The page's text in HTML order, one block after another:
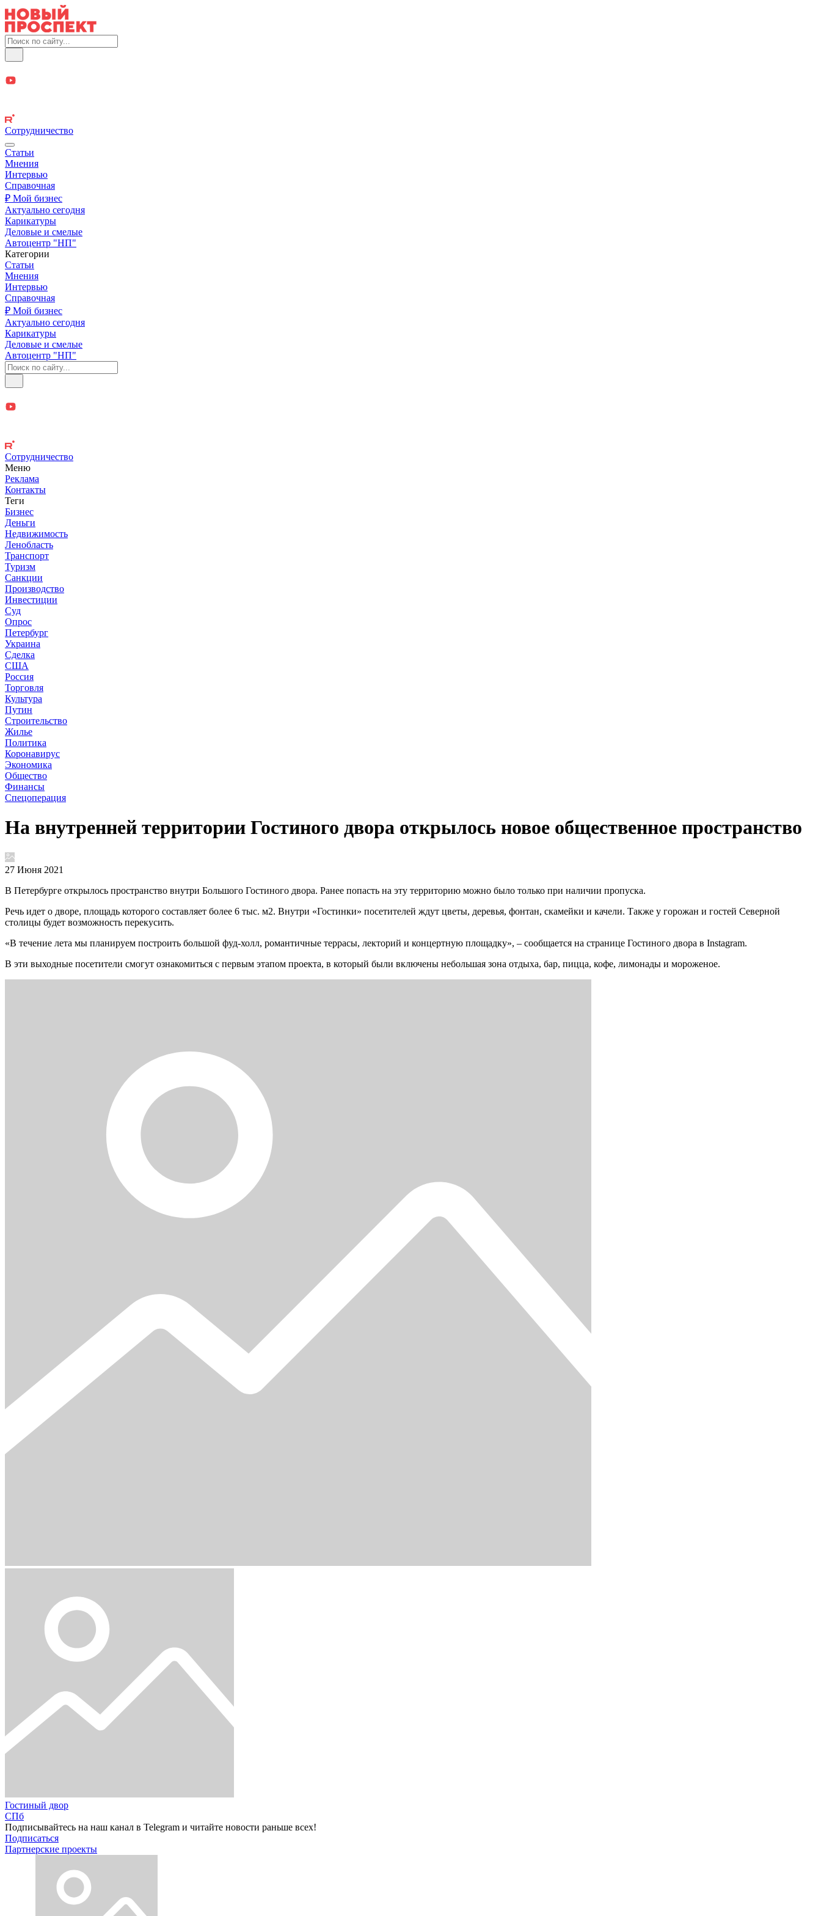
Сотрудничество
Статьи
Мнения
Интервью
Справочная
₽ Мой бизнес
Актуально сегодня
Карикатуры
Деловые и смелые
Автоцентр "НП"
Категории
Статьи
Мнения
Интервью
Справочная
₽ Мой бизнес
Актуально сегодня
Карикатуры
Деловые и смелые
Автоцентр "НП"
Сотрудничество
Меню
Реклама
Контакты
Теги
Бизнес
Деньги
Недвижимость
Ленобласть
Транспорт
Туризм
Санкции
Производство
Инвестиции
Суд
Опрос
Петербург
Украина
Сделка
США
Россия
Торговля
Культура
Путин
Строительство
Жилье
Политика
Коронавирус
Экономика
Общество
Финансы
Спецоперация
На внутренней территории Гостиного двора открылось новое общественное пространство
27 Июня 2021
В Петербурге открылось пространство внутри Большого Гостиного двора. Ранее попасть на эту территорию можно было только при наличии пропуска.
Речь идет о дворе, площадь которого составляет более 6 тыс. м2. Внутри «Гостинки» посетителей ждут цветы, деревья, фонтан, скамейки и качели. Также у горожан и гостей Северной
столицы будет возможность перекусить.
«В течение лета мы планируем построить большой фуд-холл, романтичные террасы, лекторий и концертную площадку», – сообщается на странице Гостиного двора в Instagram.
В эти выходные посетители смогут ознакомиться с первым этапом проекта, в который были включены небольшая зона отдыха, бар, пицца, кофе, лимонады и мороженое.
Гостиный двор
СПб
Подписывайтесь на наш канал в Telegram и читайте новости раньше всех!
Подписаться
Партнерские проекты